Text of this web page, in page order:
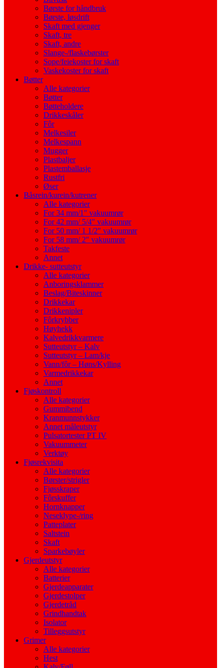
Børste for håndbruk
Børste, løsdrift
Skaft med gjenger
Skaft, tre
Skaft, andre
Slange-/flaskebørster
Sope/feiekoster for skaft
Vaskekoster for skaft
Bøtter
Alle kategorier
Bøtter
Bøtteholdere
Drikkeskåler
Fôr
Melkesiler
Melkespann
Mugger
Plastbaljer
Plastemballasje
Rustfri
Øser
Båsrein/kurein/kutrener
Alle kategorier
For 34 mm/1″ vakuumrør
For 42 mm/ 5/4″ vakuumrør
For 50 mm/ 1 1/2″ vakuumrør
For 58 mm/ 2″ vakuumrør
Takfeste
Annet
Drikke- sutteutstyr
Alle kategorier
Anboringsklammer
Beslag/Biteskinner
Drikkekar
Drikkenipler
Fôrkrybber
Høyhekk
Kalvedrikkvarmere
Sutteutstyr – Kalv
Sutteutstyr – Lam/kje
Vann/fôr – Høns/Kylling
Varmedrikkekar
Annet
Fjøskontroll
Alle kategorier
Gummibend
Kranmunnstykker
Annet måleutstyr
Pulsatortester PT IV
Vakuummeter
Verktøy
Fjøsrekvisita
Alle kategorier
Børster/strigler
Fjøsskraper
Fôrskuffer
Hornknapper
Neseklype-/ring
Patteplater
Saltstein
Skaft
Sparkebøyler
Gjerdeutstyr
Alle kategorier
Batterier
Gjerdeapparater
Gjerdestolper
Gjerdetråd
Grindhandtak
Isolator
Tilleggsutstyr
Grimer
Alle kategorier
Hest